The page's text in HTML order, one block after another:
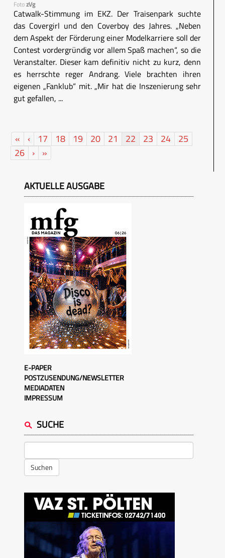
FotozVg
Catwalk-Stimmung im EKZ. Der Traisenpark suchte
das Covergirl und den Coverboy des Jahres. „Neben
dem Aspekt der Förderung einer Modelkarriere soll der
Contest vordergründig vor allem Spaß machen“, so die
Veranstalter. Dieser kam definitiv nicht zu kurz, denn
es herrschte reger Andrang. Viele brachten ihren
eigenen „Fanklub“ mit. „Mir hat die Inszenierung sehr
gut gefallen, ...
« ‹ 17 18 19 20 21 22 23 24 25
26 › »
AKTUELLE AUSGABE
E-PAPER
POSTZUSENDUNG/NEWSLETTER
MEDIADATEN
IMPRESSUM
SUCHE
Suchen